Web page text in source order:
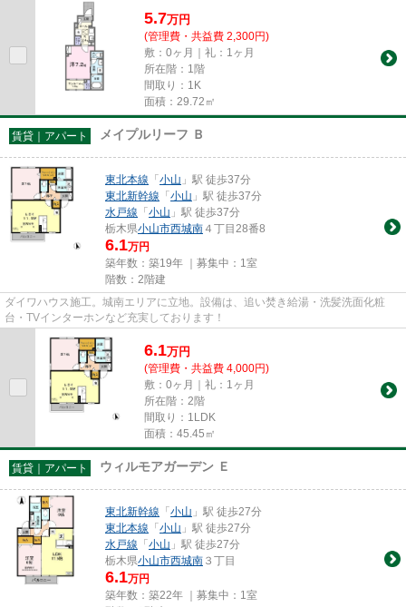
5.7万円
(管理費・共益費 2,300円)
敷：0ヶ月｜礼：1ヶ月
所在階：1階
間取り：1K
面積：29.72㎡
賃貸｜アパート メイプルリーフ Ｂ
東北本線 「小山 」駅 徒歩37分
東北新幹線 「小山 」駅 徒歩37分
水戸線 「小山 」駅 徒歩37分
栃木県小山市西城南 ４丁目28番8
6.1万円
築年数：築19年 ｜募集中： 1室
階数：2階建
ダイワハウス施工。城南エリアに立地。設備は、追い焚き給湯・洗髪洗面化粧
台・TVインターホンなど充実しております！
6.1万円
(管理費・共益費 4,000円)
敷：0ヶ月｜礼：1ヶ月
所在階：2階
間取り：1LDK
面積：45.45㎡
賃貸｜アパート ウィルモアガーデン Ｅ
東北新幹線 「小山 」駅 徒歩27分
東北本線 「小山 」駅 徒歩27分
水戸線 「小山 」駅 徒歩27分
栃木県小山市西城南 ３丁目
6.1万円
築年数：築22年 ｜募集中： 1室